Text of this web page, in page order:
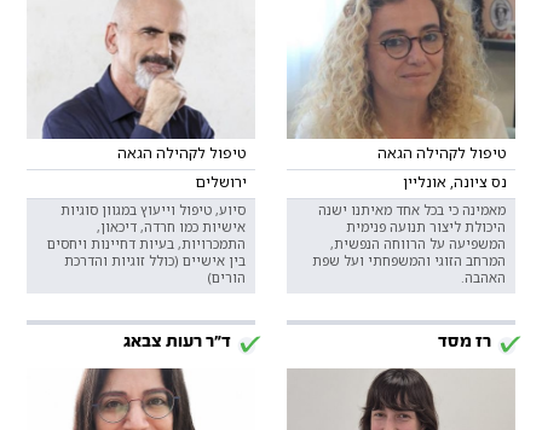
טיפול לקהילה הגאה
נס ציונה, אונליין
מאמינה כי בכל אחד מאיתנו ישנה
היכולת ליצור תנועה פנימית
המשפיעה על הרווחה הנפשית,
המרחב הזוגי והמשפחתי ועל שפת
האהבה.
טיפול לקהילה הגאה
ירושלים
סיוע, טיפול וייעוץ במגוון סוגיות
אישיות כמו חרדה, דיכאון,
התמכרויות, בעיות דחיינות ויחסים
בין אישיים (כולל זוגיות והדרכת
הורים)
רז מסד ד"ר רעות צבאג